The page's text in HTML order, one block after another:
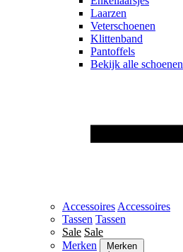
Laarzen
Veterschoenen
Klittenband
Pantoffels
Bekijk alle schoenen
Accessoires Accessoires
Tassen Tassen
Sale Sale
Merken
Merken